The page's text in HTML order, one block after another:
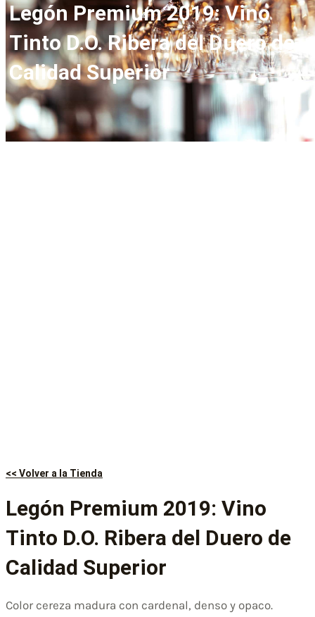
Legón Premium 2019: Vino
Tinto D.O. Ribera del Duero de
Calidad Superior
<< Volver a la Tienda
Legón Premium 2019: Vino
Tinto D.O. Ribera del Duero de
Calidad Superior
Color cereza madura con cardenal, denso y opaco.